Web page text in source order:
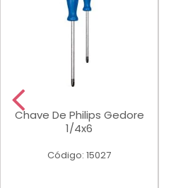
Chave De Philips Gedore
1/4x6
Código: 15027